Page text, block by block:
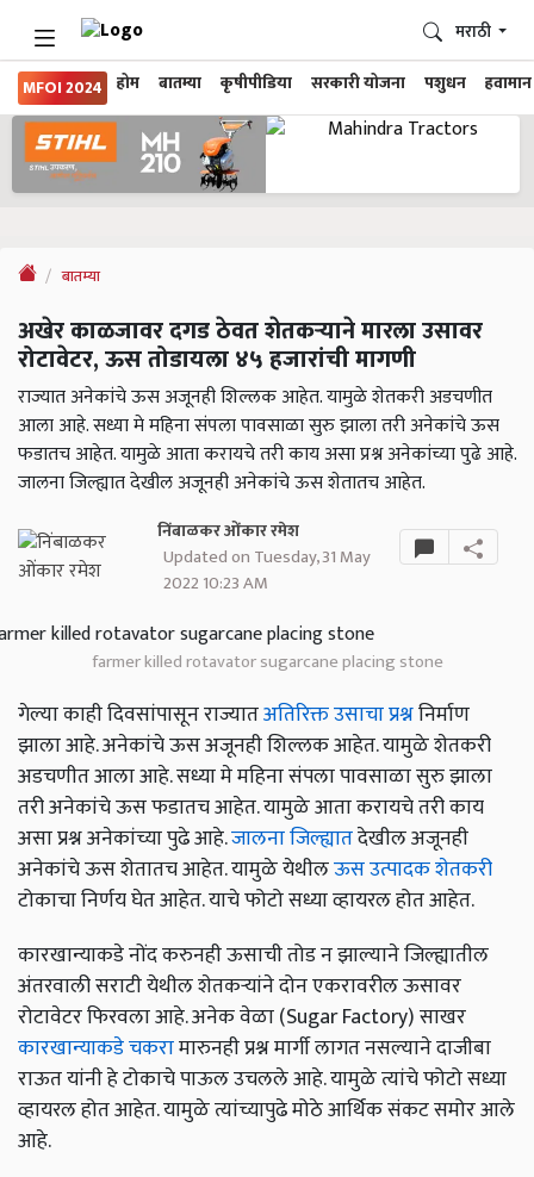
MFOI 2024 होम बातम्या कृषीपीडिया सरकारी योजना पशुधन हवामान
मराठी
बातम्या
अखेर काळजावर दगड ठेवत शेतकऱ्याने मारला उसावर
रोटावेटर, ऊस तोडायला ४५ हजारांची मागणी
राज्यात अनेकांचे ऊस अजूनही शिल्लक आहेत. यामुळे शेतकरी अडचणीत
आला आहे. सध्या मे महिना संपला पावसाळा सुरु झाला तरी अनेकांचे ऊस
फडातच आहेत. यामुळे आता करायचे तरी काय असा प्रश्न अनेकांच्या पुढे आहे.
जालना जिल्ह्यात देखील अजूनही अनेकांचे ऊस शेतातच आहेत.
निंबाळकर ओंकार रमेश
Updated on Tuesday, 31 May
2022 10:23 AM
farmer killed rotavator sugarcane placing stone
गेल्या काही दिवसांपासून राज्यातअतिरिक्त उसाचा प्रश्ननिर्माण
झाला आहे. अनेकांचे ऊस अजूनही शिल्लक आहेत. यामुळे शेतकरी
अडचणीत आला आहे. सध्या मे महिना संपला पावसाळा सुरु झाला
तरी अनेकांचे ऊस फडातच आहेत. यामुळे आता करायचे तरी काय
असा प्रश्न अनेकांच्या पुढे आहे.जालना जिल्ह्यातदेखील अजूनही
अनेकांचे ऊस शेतातच आहेत. यामुळे येथीलऊस उत्पादक शेतकरी
टोकाचा निर्णय घेत आहेत. याचे फोटो सध्या व्हायरल होत आहेत.
कारखान्याकडे नोंद करुनही ऊसाची तोड न झाल्याने जिल्ह्यातील
अंतरवाली सराटी येथील शेतकऱ्यांने दोन एकरावरील ऊसावर
रोटावेटर फिरवला आहे. अनेक वेळा (Sugar Factory) साखर
कारखान्याकडे चकरामारुनही प्रश्न मार्गी लागत नसल्याने दाजीबा
राऊत यांनी हे टोकाचे पाऊल उचलले आहे. यामुळे त्यांचे फोटो सध्या
व्हायरल होत आहेत. यामुळे त्यांच्यापुढे मोठे आर्थिक संकट समोर आले
आहे.